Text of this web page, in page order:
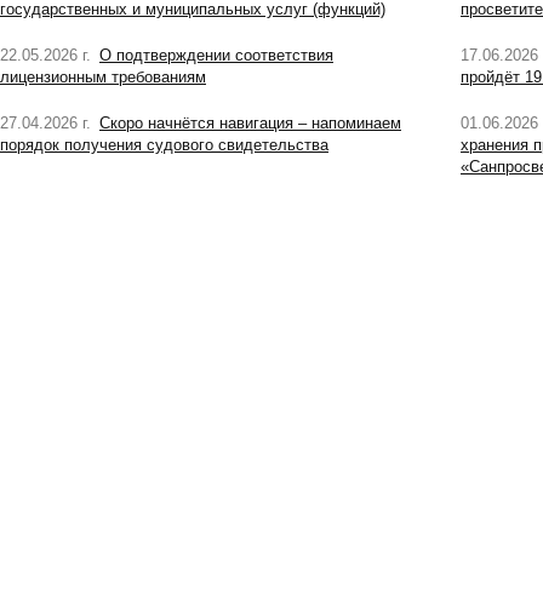
государственных и муниципальных услуг (функций)
22.05.2026 г. О подтверждении соответствия
лицензионным требованиям
27.04.2026 г. Скоро начнётся навигация – напоминаем
порядок получения судового свидетельства
17.06.2026
пройдёт
01.06.2026
хранения